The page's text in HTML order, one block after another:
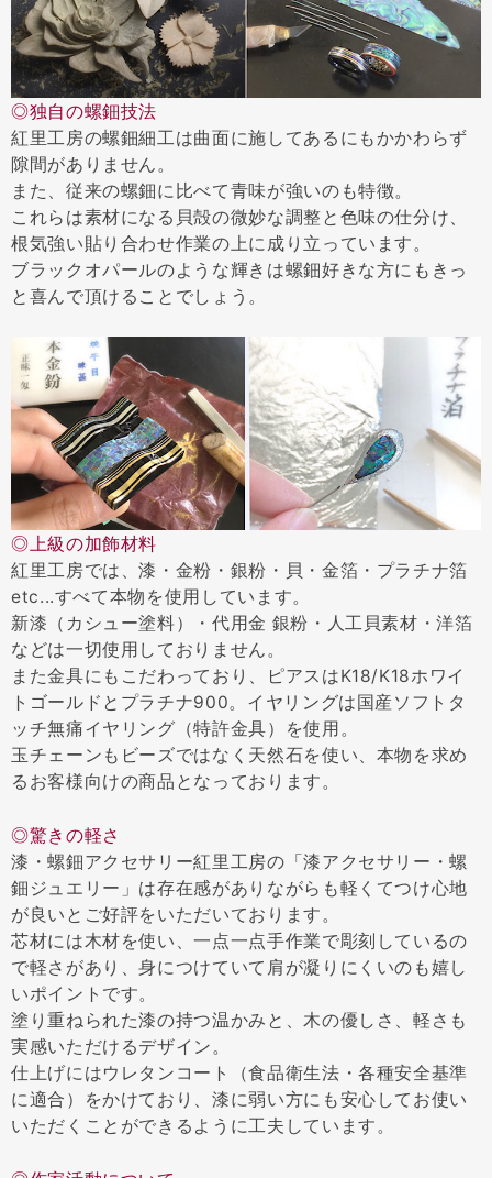
◎独自の螺鈿技法
紅里工房の螺鈿細工は曲面に施してあるにもかかわらず
隙間がありません。
また、従来の螺鈿に比べて青味が強いのも特徴。
これらは素材になる貝殻の微妙な調整と色味の仕分け、
根気強い貼り合わせ作業の上に成り立っています。
ブラックオパールのような輝きは螺鈿好きな方にもきっ
と喜んで頂けることでしょう。
◎上級の加飾材料
紅里工房では、漆・金粉・銀粉・貝・金箔・プラチナ箔
etc...すべて本物を使用しています。
新漆（カシュー塗料）・代用金 銀粉・人工貝素材・洋箔
などは一切使用しておりません。
また金具にもこだわっており、ピアスはK18/K18ホワイ
トゴールドとプラチナ900。イヤリングは国産ソフトタ
ッチ無痛イヤリング（特許金具）を使用。
玉チェーンもビーズではなく天然石を使い、本物を求め
るお客様向けの商品となっております。
◎驚きの軽さ
漆・螺鈿アクセサリー紅里工房の「漆アクセサリー・螺
鈿ジュエリー」は存在感がありながらも軽くてつけ心地
が良いとご好評をいただいております。
芯材には木材を使い、一点一点手作業で彫刻しているの
で軽さがあり、身につけていて肩が凝りにくいのも嬉し
いポイントです。
塗り重ねられた漆の持つ温かみと、木の優しさ、軽さも
実感いただけるデザイン。
仕上げにはウレタンコート（食品衛生法・各種安全基準
に適合）をかけており、漆に弱い方にも安心してお使い
いただくことができるように工夫しています。